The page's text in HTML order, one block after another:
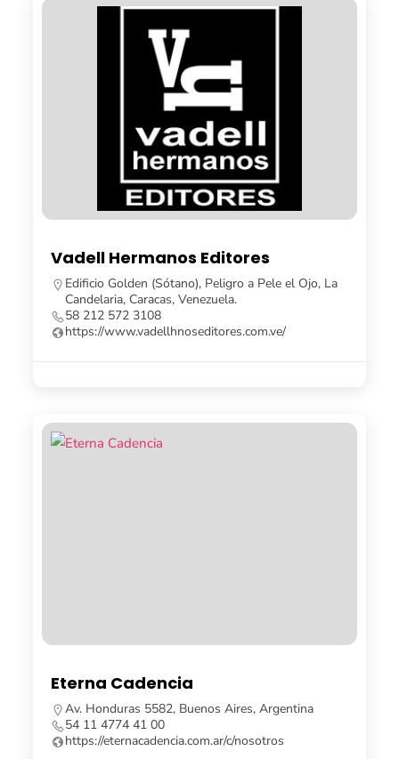
Vadell Hermanos Editores
Edificio Golden (Sótano), Peligro a Pele el Ojo, La
Candelaria, Caracas, Venezuela.
58 212 572 3108
https://www.vadellhnoseditores.com.ve/
Eterna Cadencia
Av. Honduras 5582, Buenos Aires, Argentina
54 11 4774 41 00
https://eternacadencia.com.ar/c/nosotros